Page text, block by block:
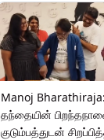
Manoj Bharathiraja:
தந்தையின்
குடும்பத்துடன்